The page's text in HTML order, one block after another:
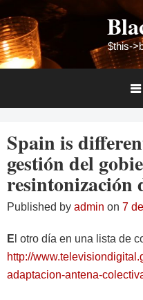
to
content
$this-
Spain is
gestión del
resintonización
Published by admin on 7
E l otro día en una lista de
http://
adaptacion-antena-